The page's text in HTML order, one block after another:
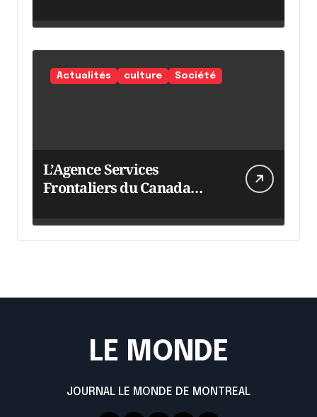
Actualités culture Société
L’Agence Services
Frontaliers du Canada
LE MONDE
JOURNAL LE MONDE DE MONTREAL